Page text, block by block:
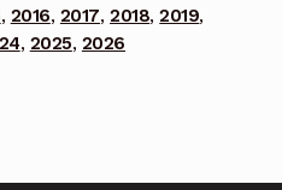
, 2016, 2017,2018,2019,
, 2025, 2026